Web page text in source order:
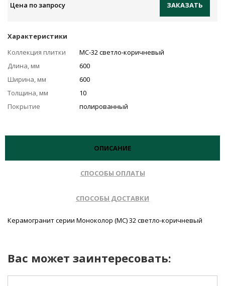
Цена по запросу ЗАКАЗАТЬ
Характеристики
Коллекция плитки
MC-32 светло-коричневый
Длина, мм
600
Ширина, мм
600
Толщина, мм
10
Покрытие
полированный
ОПИСАНИЕ
СПОСОБЫ ОПЛАТЫ
СПОСОБЫ ДОСТАВКИ
Керамогранит серии Моноколор (MC) 32 светло-коричневый
Вас может заинтересовать: